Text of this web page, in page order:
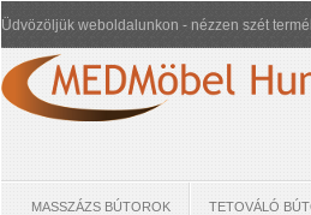
Üdvözöljük weboldalunkon - nézzen szét
MASSZÁZS BÚTOROK TETOVÁLÓ